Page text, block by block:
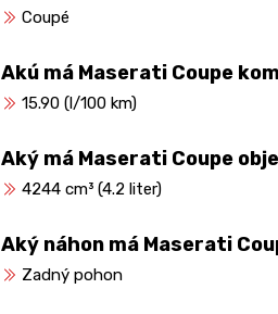
Coupé
Akú má Maserati Coupe
15.90 (l/100 km)
Aký má Maserati Coupe
4244 cm³ (4.2 liter)
Aký náhon má Maserati
Zadný pohon